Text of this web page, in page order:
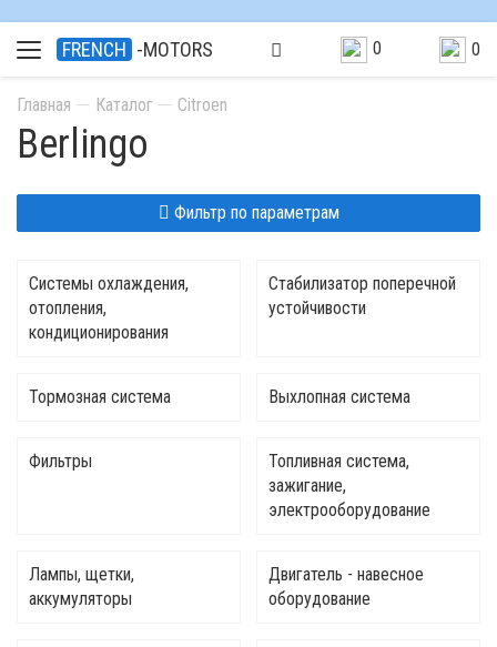
FRENCH -MOTORS 0 0
Главная Каталог Citroen
Berlingo
Фильтр по параметрам
Системы охлаждения,
отопления,
кондиционирования
Стабилизатор поперечной
устойчивости
Тормозная система Выхлопная система
Фильтры
Топливная система,
зажигание,
электрооборудование
Лампы, щетки,
аккумуляторы
Двигатель - навесное
оборудование